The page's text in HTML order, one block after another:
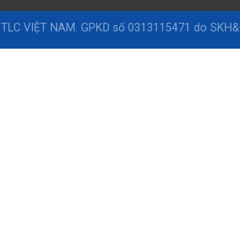
TLC VIỆT NAM. GPKD số 0313115471 do